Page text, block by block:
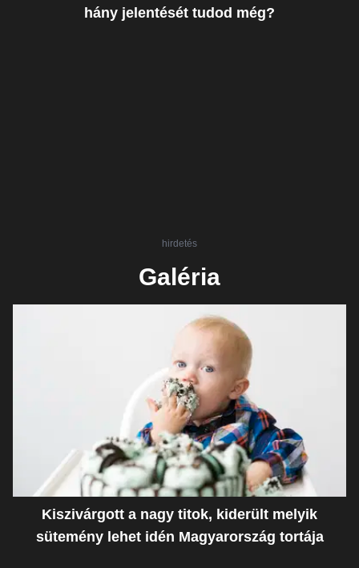
hány jelentését tudod még?
hirdetés
Galéria
Kiszivárgott a nagy titok, kiderült melyik
sütemény lehet idén Magyarország tortája